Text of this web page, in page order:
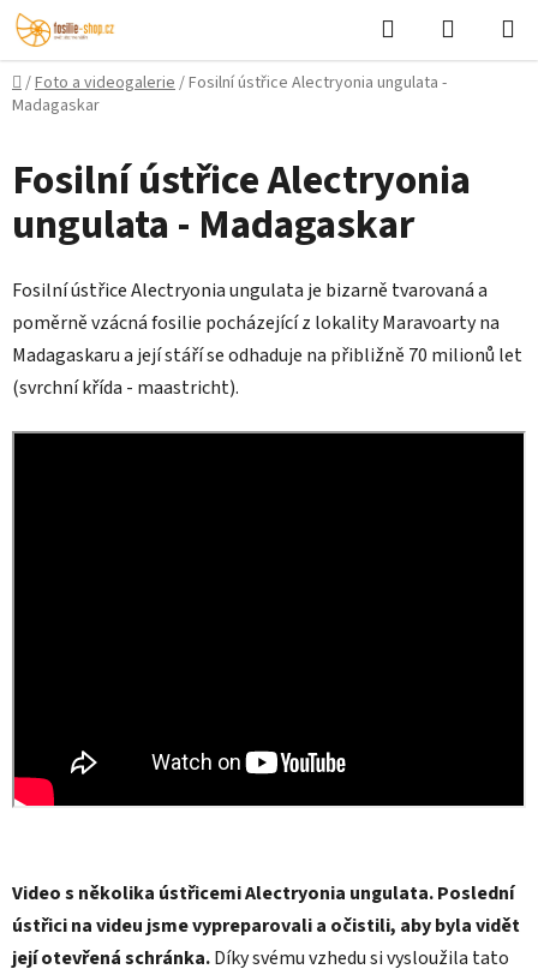
Přejít
na
obsah
Hledat
KOŠÍK
Domů
/Foto a videogalerie/Fosilní ústřice Alectryonia ungulata -
Madagaskar
Fosilní ústřice Alectryonia
ungulata - Madagaskar
Fosilní ústřice Alectryonia ungulata je bizarně tvarovaná a
poměrně vzácná fosilie pocházející z lokality Maravoarty na
Madagaskaru a její stáří se odhaduje na přibližně 70 milionů let
(svrchní křída - maastricht).
Video s několika ústřicemi Alectryonia ungulata. Poslední
ústřici na videu jsme vypreparovali a očistili, aby byla vidět
její otevřená schránka.Díky svému vzhedu si vysloužila tato